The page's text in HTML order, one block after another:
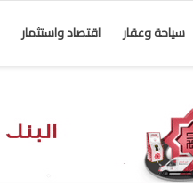
سياحة وعقار اقتصاد واستثمار